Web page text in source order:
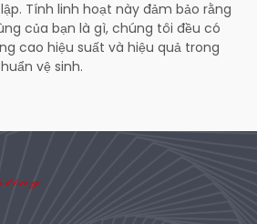
Tính linh hoạt này đảm bảo rằng
của bạn là gì, chúng tôi đều có
cao hiệu suất và hiệu quả trong
vệ sinh.